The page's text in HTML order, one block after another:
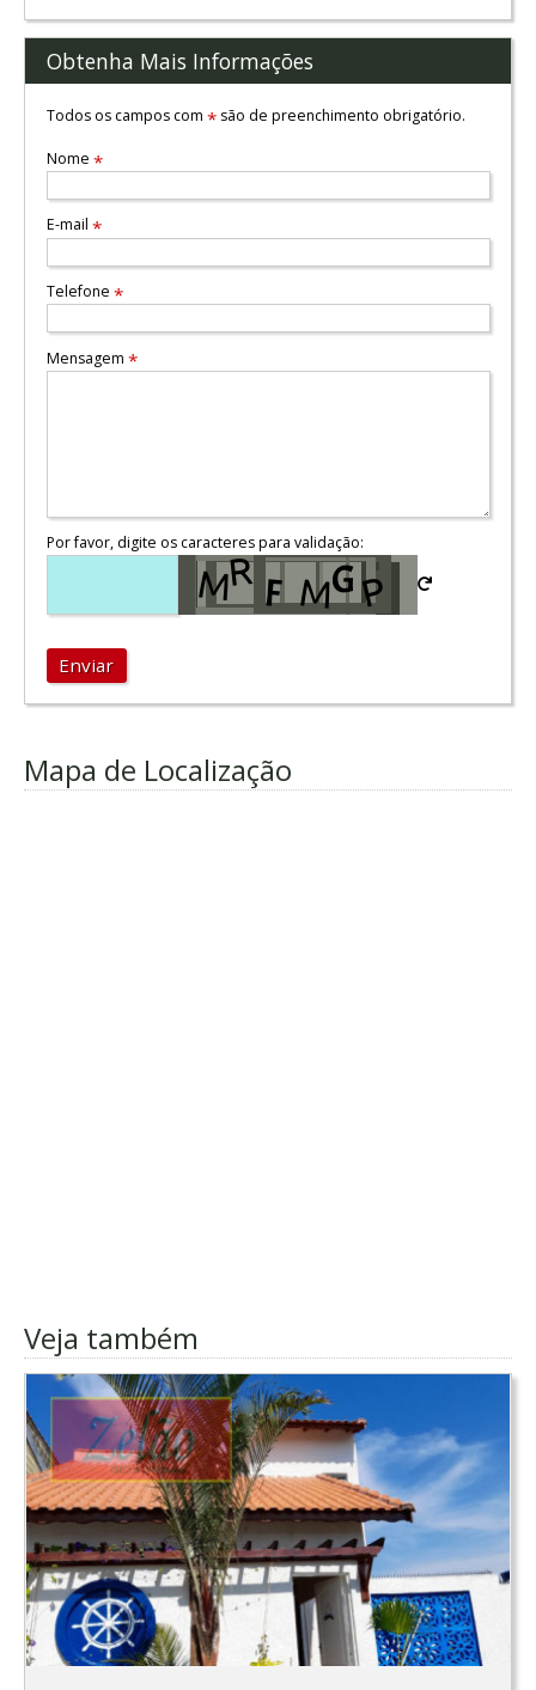
Obtenha Mais Informações
Todos os campos com *são de preenchimento obrigatório.
Nome *
E-mail *
Telefone *
Mensagem *
Por favor, digite os caracteres para validação:
Enviar
Mapa de Localização
Veja também